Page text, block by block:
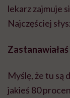
lekarz zajmuje
Najczęściej
Myślę, że tu są
jakieś 80